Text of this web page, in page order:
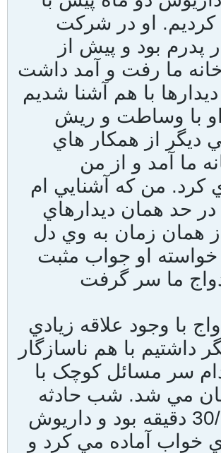
کرديم. او در شرکت
پدرم بود و پيش از
خانه ما رفت و آمد داشت
با هم آشنا شديم
با وساطت و ريش
ديگر از همکار هاي
ما آمد و از من
کرد. من که آشنايي ام
در حد همان ديدارهاي
از همان زمان به وي دل
او جواب مثبت
با وجود علاقه زيادي
داشتيم با هم ناسازگار
سر مسائل کوچک با
مي شد. شب حادثه
ساعت 30/22 دقيقه بود و داريوش
خواب آماده مي کرد و